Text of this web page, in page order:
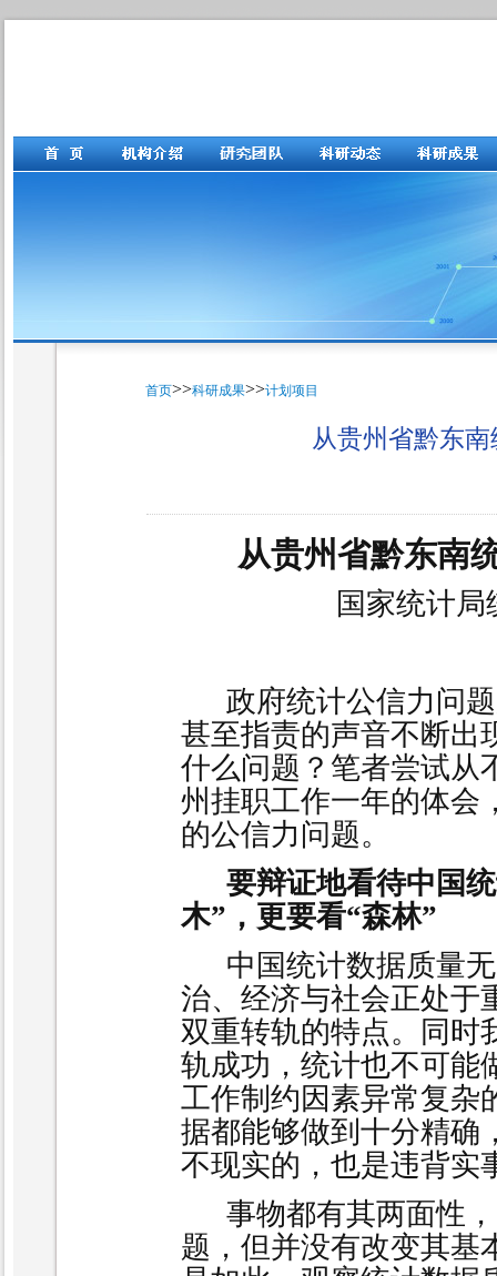
首页>>科研成果>>计划项目
从贵州省黔东
从贵州省黔东南
国家统计
政府统计公信力问
甚至指责的声音不断出
什么问题？笔者尝试从
州挂职工作一年的体会
的公信力问题。
要辩证地看待中国
木”，更要看“森林”
中国统计数据质量
治、经济与社会正处于
双重转轨的特点。同时
轨成功，统计也不可能
工作制约因素异常复杂
据都能够做到十分精确
不现实的，也是违背实
事物都有其两面性
题，但并没有改变其基